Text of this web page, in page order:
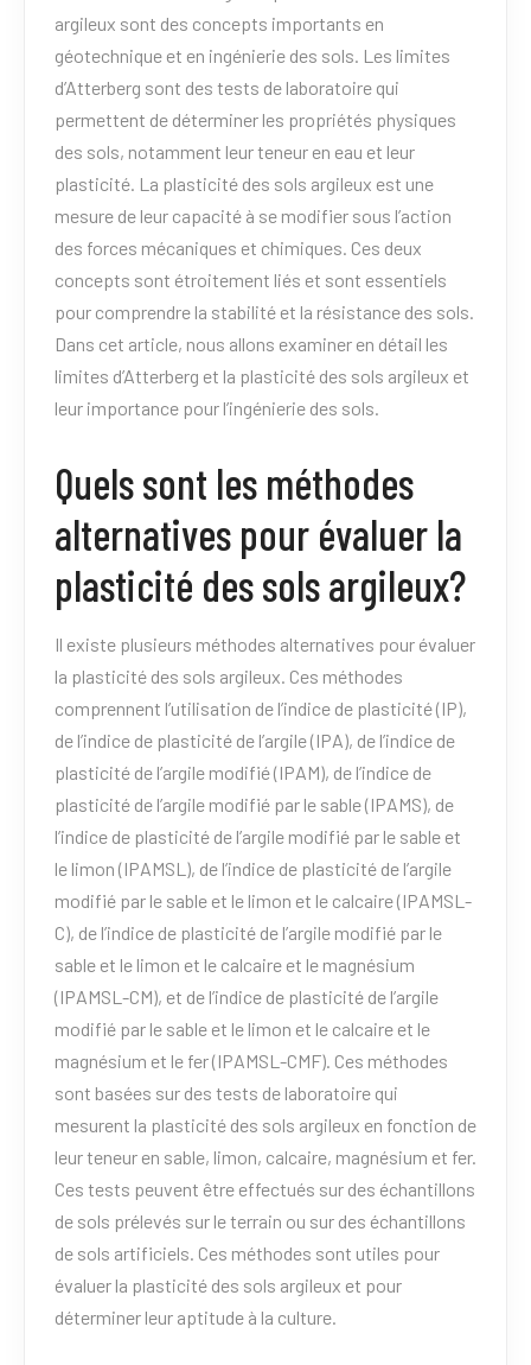
argileux sont des concepts importants en
géotechnique et en ingénierie des sols. Les limites
d’Atterberg sont des tests de laboratoire qui
permettent de déterminer les propriétés physiques
des sols, notamment leur teneur en eau et leur
plasticité. La plasticité des sols argileux est une
mesure de leur capacité à se modifier sous l’action
des forces mécaniques et chimiques. Ces deux
concepts sont étroitement liés et sont essentiels
pour comprendre la stabilité et la résistance des sols.
Dans cet article, nous allons examiner en détail les
limites d’Atterberg et la plasticité des sols argileux et
leur importance pour l’ingénierie des sols.
Quels sont les méthodes
alternatives pour évaluer la
plasticité des sols argileux?
Il existe plusieurs méthodes alternatives pour évaluer
la plasticité des sols argileux. Ces méthodes
comprennent l’utilisation de l’indice de plasticité (IP),
de l’indice de plasticité de l’argile (IPA), de l’indice de
plasticité de l’argile modifié (IPAM), de l’indice de
plasticité de l’argile modifié par le sable (IPAMS), de
l’indice de plasticité de l’argile modifié par le sable et
le limon (IPAMSL), de l’indice de plasticité de l’argile
modifié par le sable et le limon et le calcaire (IPAMSL-
C), de l’indice de plasticité de l’argile modifié par le
sable et le limon et le calcaire et le magnésium
(IPAMSL-CM), et de l’indice de plasticité de l’argile
modifié par le sable et le limon et le calcaire et le
magnésium et le fer (IPAMSL-CMF). Ces méthodes
sont basées sur des tests de laboratoire qui
mesurent la plasticité des sols argileux en fonction de
leur teneur en sable, limon, calcaire, magnésium et fer.
Ces tests peuvent être effectués sur des échantillons
de sols prélevés sur le terrain ou sur des échantillons
de sols artificiels. Ces méthodes sont utiles pour
évaluer la plasticité des sols argileux et pour
déterminer leur aptitude à la culture.